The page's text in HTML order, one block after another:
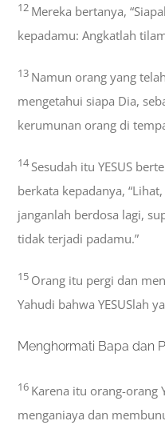
12 Mereka bertanya,
kepadamu: Angkatlah
13 Namun orang yang
mengetahui siapa Dia,
kerumunan orang di
14Sesudah itu YESUS
berkata kepadanya,
janganlah berdosa lagi,
tidak terjadi padamu.”
15 Orang itu pergi dan
Yahudi bahwa YESUSlah
Menghormati Bapa dan
16 Karena itu orang-orang
menganiaya dan